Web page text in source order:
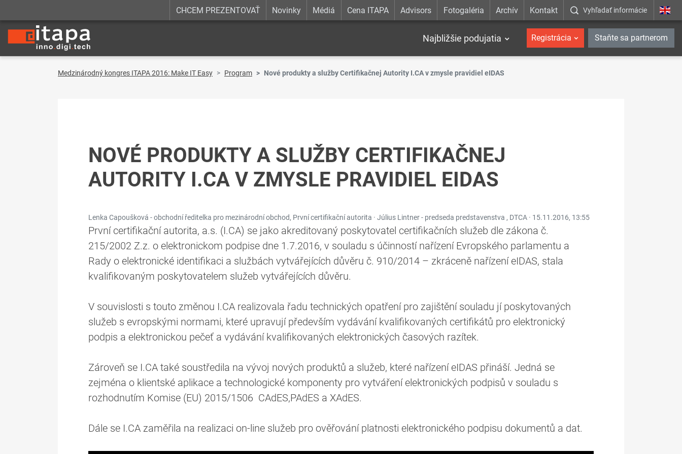
CHCEM PREZENTOVAŤ Novinky Médiá Cena ITAPA Advisors Fotogaléria Archív Kontakt Vyhľadať informácie
Najbližšie podujatia Registrácia Staňte sa partnerom
Medzinárodný kongres ITAPA 2016: Make IT Easy Program Nové produkty a služby Certifikačnej Autority I.CA v zmysle pravidiel eIDAS
NOVÉ PRODUKTY A SLUŽBY CERTIFIKAČNEJ
AUTORITY I.CA V ZMYSLE PRAVIDIEL EIDAS
Lenka Capoušková - obchodní ředitelka pro mezinárodní obchod, První certifikační autorita · Július Lintner - predseda predstavenstva , DTCA · 15.11.2016, 13:55
První certifikační autorita, a.s. (I.CA) se jako akreditovaný poskytovatel certifikačních služeb dle zákona č.
215/2002 Z.z. o elektronickom podpise dne 1.7.2016, v souladu s účinností nařízení Evropského parlamentu a
Rady o elektronické identifikaci a službách vytvářejících důvěru č. 910/2014 – zkráceně nařízení eIDAS, stala
kvalifikovaným poskytovatelem služeb vytvářejících důvěru.
V souvislosti s touto změnou I.CA realizovala řadu technických opatření pro zajištění souladu jí poskytovaných
služeb s evropskými normami, které upravují především vydávání kvalifikovaných certifikátů pro elektronický
podpis a elektronickou pečeť a vydávání kvalifikovaných elektronických časových razítek.
Zároveň se I.CA také soustředila na vývoj nových produktů a služeb, které nařízení eIDAS přináší. Jedná se
zejména o klientské aplikace a technologické komponenty pro vytváření elektronických podpisů v souladu s
rozhodnutím Komise (EU) 2015/1506 CAdES,PAdES a XAdES.
Dále se I.CA zaměřila na realizaci on-line služeb pro ověřování platnosti elektronického podpisu dokumentů a dat.